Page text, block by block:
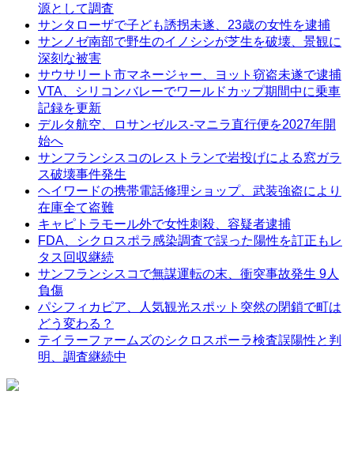
源として調査
サンタローザで子ども誘拐未遂、23歳の女性を逮捕
サンノゼ南部で野生のイノシシが芝生を破壊、景観に
深刻な被害
サウサリート市マネージャー、ヨット窃盗未遂で逮捕
VTA、シリコンバレーでワールドカップ期間中に乗車
記録を更新
デルタ航空、ロサンゼルス-マニラ直行便を2027年開
始へ
サンフランシスコのレストランで岩投げによる窓ガラ
ス破壊事件発生
ヘイワードの携帯電話修理ショップ、武装強盗により
在庫全て盗難
キャピトラモール外で女性刺殺、容疑者逮捕
FDA、シクロスポラ感染調査で誤った陽性を訂正もレ
タス回収継続
サンフランシスコで無謀運転の末、衝突事故発生 9人
負傷
パシフィカピア、人気観光スポット突然の閉鎖で町は
どう変わる？
テイラーファームズのシクロスポーラ検査誤陽性と判
明、調査継続中